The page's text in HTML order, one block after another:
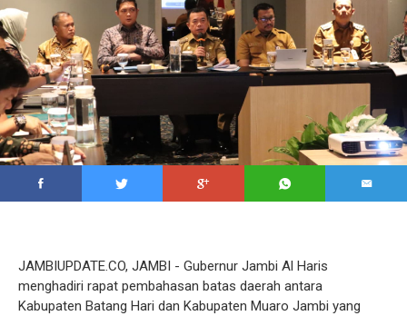
JAMBIUPDATE.CO, JAMBI - Gubernur Jambi Al Haris
menghadiri rapat pembahasan batas daerah antara
Kabupaten Batang Hari dan Kabupaten Muaro Jambi yang